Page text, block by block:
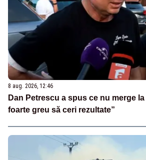
8 aug. 2026, 12:46
Dan Petrescu a spus ce nu merge la
foarte greu să ceri rezultate”